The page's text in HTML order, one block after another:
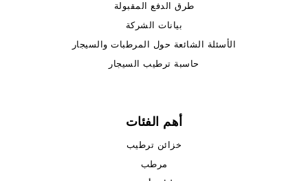
طرق الدفع المقبولة
بيانات الشركة
الأسئلة الشائعة حول المرطبات والسيجار
حاسبة ترطيب السيجار
أهم الفئات
خزائن ترطيب
مرطب